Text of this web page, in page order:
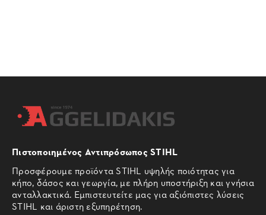
Πιστοποιημένος Αντιπρόσωπος STIHL
Προσφέρουμε προϊόντα STIHL υψηλής ποιότητας για
κήπο, δάσος και γεωργία, με πλήρη υποστήριξη και γνήσια
ανταλλακτικά. Εμπιστευτείτε μας για αξιόπιστες λύσεις
STIHL και άριστη εξυπηρέτηση.